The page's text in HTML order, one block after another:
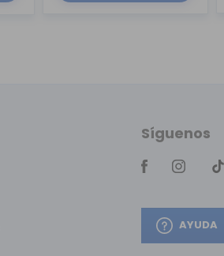
Síguenos
AYUDA